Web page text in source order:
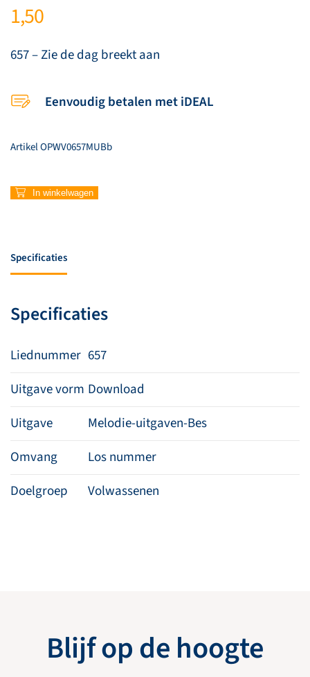
1,50
657 – Zie de dag breekt aan
Eenvoudig betalen met iDEAL
ArtikelOPWV0657MUBb
657
breekt
In winkelwagen
Specificaties
Specificaties
Liednummer 657
Uitgave vorm Download
Uitgave
Melodie-uitgaven-Bes
Omvang
Los nummer
Doelgroep
Volwassenen
Blijf op de hoogte